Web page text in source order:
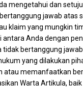
mengetahui dan
jawab atas
klaim yang mungkin
Anda dengan
tidak bertanggung
yang dilakukan
atau memanfaatkan
Warta Artikula,